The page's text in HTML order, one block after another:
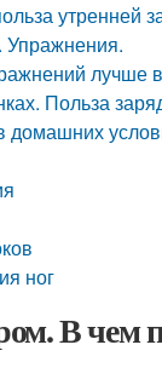
утренней
Упражнения.
лучше
Польза
ног
В чем